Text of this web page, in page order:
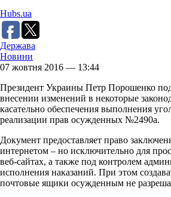
Hubs.ua
Держава
Новини
07 жовтня 2016 — 13:44
Президент Украины Петр Порошенко
внесении изменений в некоторые
касательно обеспечения выполнения
реализации прав осужденных №2490а.
Документ предоставляет право
интернетом – но исключительно для
веб-сайтах, а также под контролем
исполнения наказаний. При этом
почтовые ящики осужденным не